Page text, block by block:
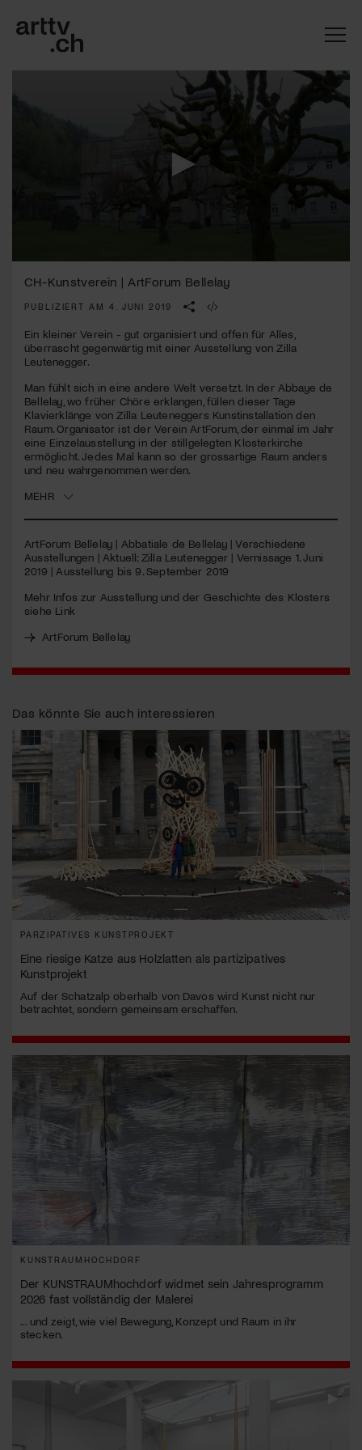
seconds
15
seconds
CH-Kunstverein | ArtForum Bellelay
PUBLIZIERT AM 4. JUNI 2019
Ein kleiner Verein - gut organisiert und offen für Alles,
überrascht gegenwärtig mit einer Ausstellung von Zilla
Leutenegger.
Man fühlt sich in eine andere Welt versetzt. In der Abbaye de
Bellelay, wo früher Chöre erklangen, füllen dieser Tage
Klavierklänge von Zilla Leuteneggers Kunstinstallation den
Raum. Organisator ist der Verein ArtForum, der einmal im Jahr
eine Einzelausstellung in der stillgelegten Klosterkirche
ermöglicht. Jedes Mal kann so der grossartige Raum anders
und neu wahrgenommen werden.
MEHR
ArtForum Bellelay | Abbatiale de Bellelay | Verschiedene
Ausstellungen | Aktuell: Zilla Leutenegger | Vernissage 1. Juni
2019 | Ausstellung bis 9. September 2019
Mehr Infos zur Ausstellung und der Geschichte des Klosters
siehe Link
ArtForum Bellelay
Das könnte Sie auch interessieren
PARZIPATIVES KUNSTPROJEKT
Eine riesige Katze aus Holzlatten als partizipatives
Kunstprojekt
Auf der Schatzalp oberhalb von Davos wird Kunst nicht nur
betrachtet, sondern gemeinsam erschaffen.
KUNSTRAUMHOCHDORF
Der KUNSTRAUMhochdorf widmet sein Jahresprogramm
2026 fast vollständig der Malerei
... und zeigt, wie viel Bewegung, Konzept und Raum in ihr
stecken.
Mach mit: «Be Part of the Art»!
Engagiere dich als Kulturliebhaber:in, Kulturschaffende(r) oder
Mit deiner Mitgliedschaft erhältst du kostenlosen Zugang zu
diversen Kulturevents.
Jetzt Mitglied werden